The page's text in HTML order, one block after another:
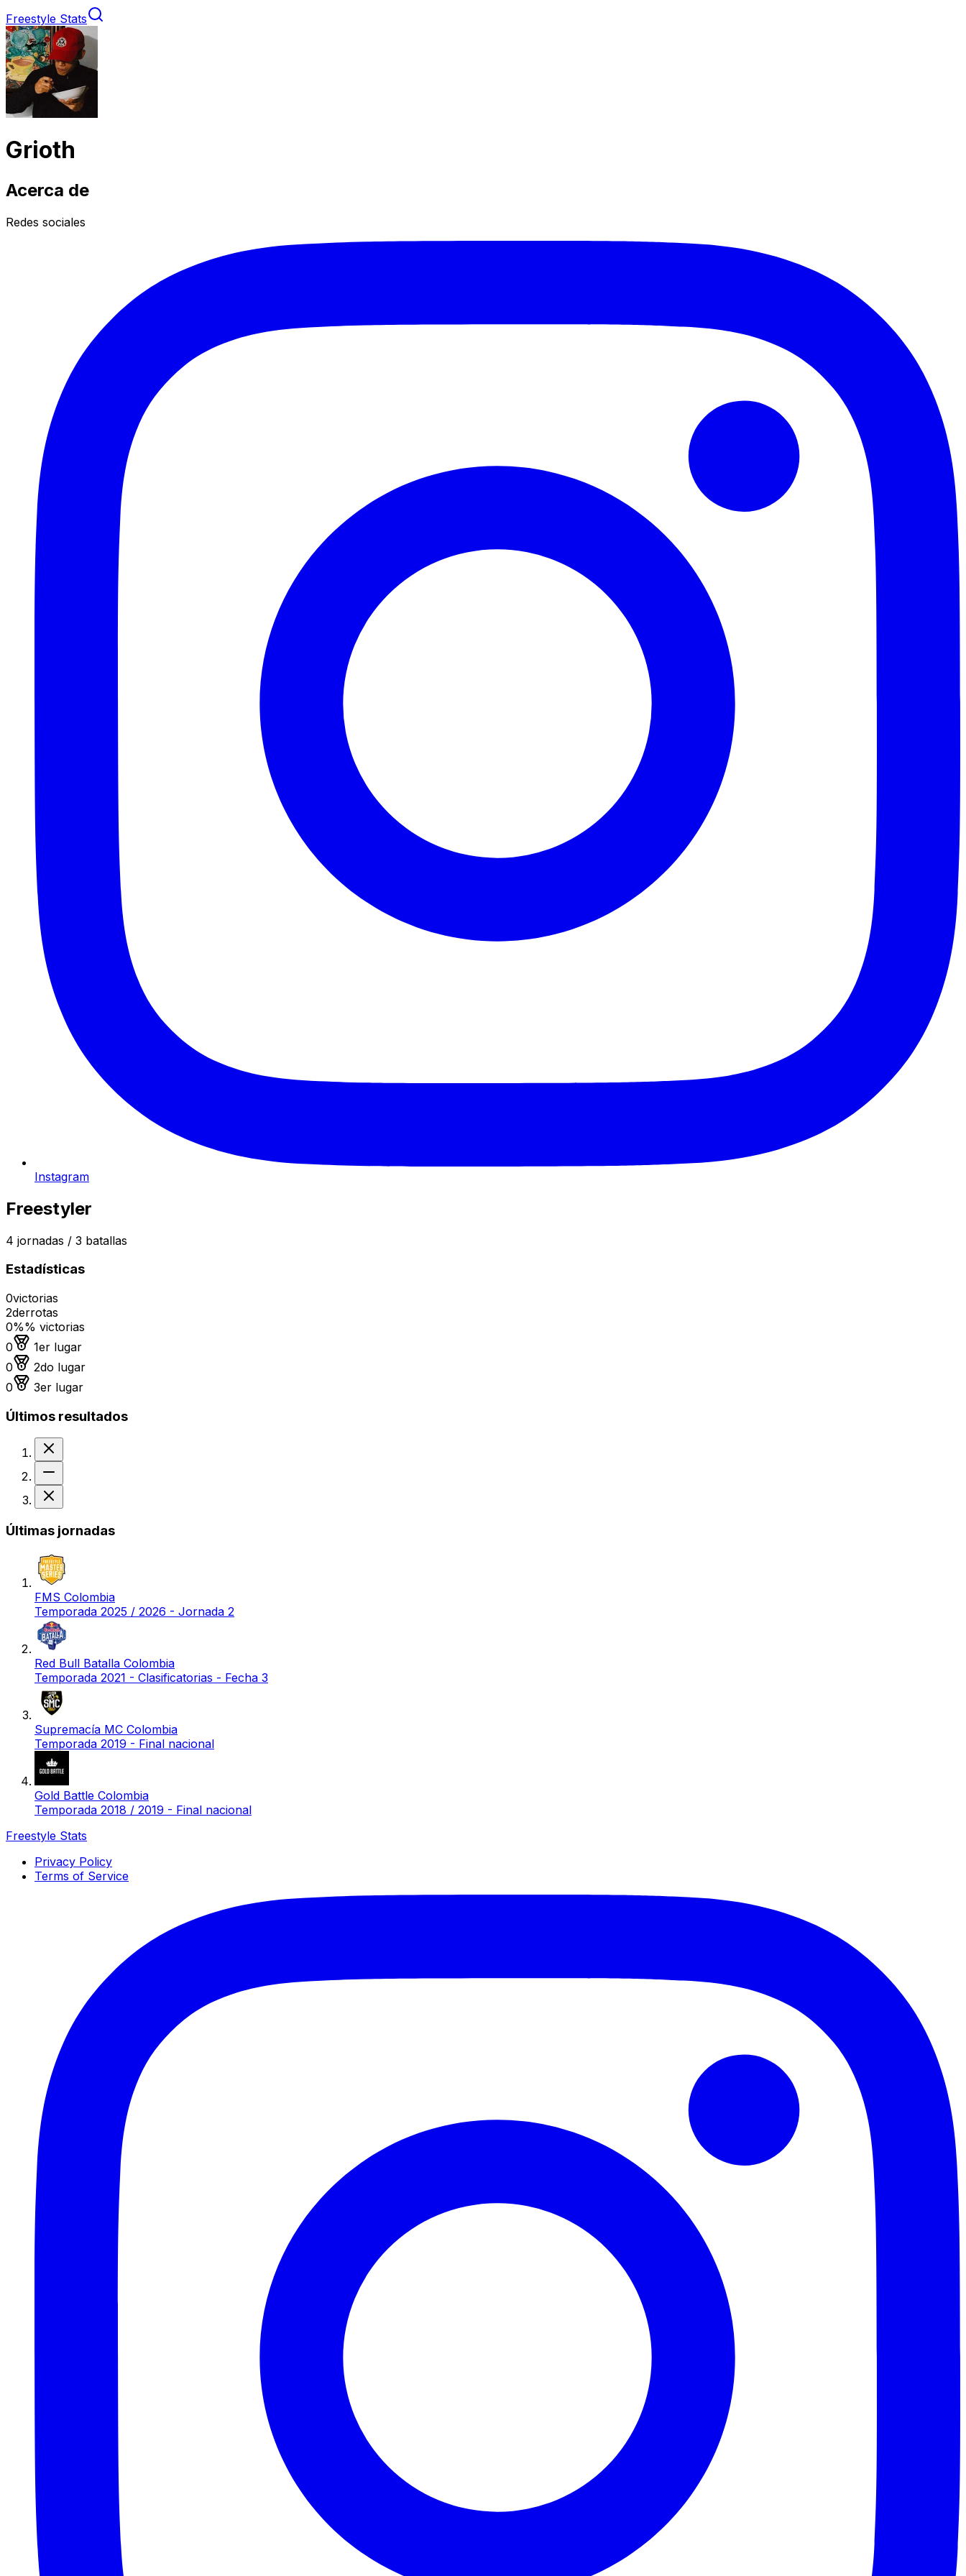
Freestyle Stats
Grioth
Acerca de
Redes sociales
Instagram
Freestyler
4 jornadas / 3 batallas
Estadísticas
0victorias
2derrotas
0%% victorias
0
Medalla de oro
1er lugar
0
Medalla de plata
2do lugar
0
Medalla de bronce
3er lugar
Últimos resultados
Últimas jornadas
FMS Colombia
Temporada 2025 / 2026 - Jornada 2
Red Bull Batalla Colombia
Temporada 2021 - Clasificatorias - Fecha 3
Supremacía MC Colombia
Temporada 2019 - Final nacional
Gold Battle Colombia
Temporada 2018 / 2019 - Final nacional
Freestyle Stats
Privacy Policy
Terms of Service